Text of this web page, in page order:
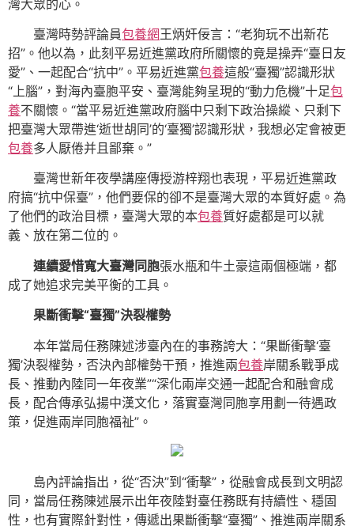
灣大眾的心。
臺灣時勢評論員包養網王炳奸佞言：“老狗玩不出新花
招”。他以為，此刻平易近進黨政府所關懷的竟是操弄“臺日友
愛”、一起配合“抗中”。平易近進黨包養這般“臺獨”認識形狀
“上腦”，對海內臺胞平安、臺灣能夠呈現的“動力危機”十足包
養不關懷。“當平易近進黨政府腦中只剩下政治操縱、只剩下
把臺灣大眾帶進‘逝世胡同’的‘臺獨’認識形狀，我想必定會被更
包養多人厭倦并且鄙棄。”
臺灣世新年夜學講座傳授游梓翔也表現，平易近進黨政
府搞“抗中保臺”，他們要保的卻不是臺灣大眾的本質好處。為
了他們的政治目標，臺灣大眾的本包養質好處都是可以就
義、放在第二位的。
連續愛惜寬大臺灣同胞張水瓶和牛土豪這兩個極端，都
成了她追求完美平衡的工具。
果斷衝擊“臺獨”決裂權勢
本年當局任務陳述涉臺內在的事務誇大：“果斷衝擊‘臺
獨’決裂權勢，否決內部權勢干預，推進兩包養岸關系戰爭成
長、推動內陸同一年夜業”“深化兩岸交通一起配合和融會成
長，配合傳承弘揚中漢文化，落實臺灣同胞享用劃一待遇政
策，促進兩岸同胞福祉”。
島內評論指出，從“否決”到“衝擊”，從融會成長到文明認
同，當局任務陳述展示出年夜陸對臺任務既有持續性、穩固
性，也有實際針對性，傳遞出果斷衝擊“臺獨”、推進兩岸關系